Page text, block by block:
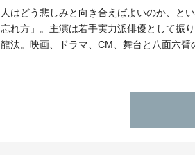
人はどう悲しみと向き合えばよいのか、と
忘れ方」。主演は若手実力派俳優として振
龍汰。映画、ドラマ、CM、舞台と八面六